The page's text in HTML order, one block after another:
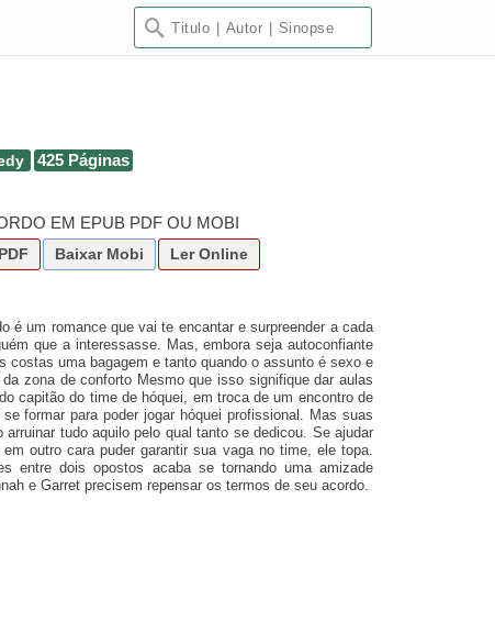
425 Páginas
EM EPUB PDF OU MOBI
PDF Baixar Mobi Ler Online
é um romance que vai te encantar e surpreender a cada
que a interessasse. Mas, embora seja autoconfiante
costas uma bagagem e tanto quando o assunto é sexo e
zona de conforto Mesmo que isso signifique dar aulas
capitão do time de hóquei, em troca de um encontro de
formar para poder jogar hóquei profissional. Mas suas
tudo aquilo pelo qual tanto se dedicou. Se ajudar
outro cara puder garantir sua vaga no time, ele topa.
entre dois opostos acaba se tornando uma amizade
e Garret precisem repensar os termos de seu acordo.